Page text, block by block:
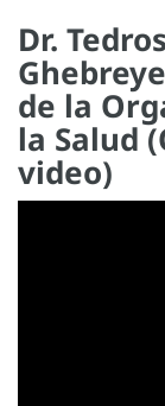
Dr.
de la
la Salud
video)